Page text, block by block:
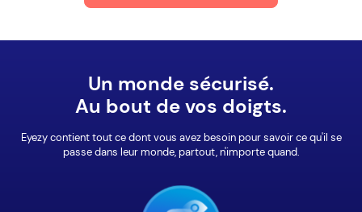
Un monde sécurisé.
Au bout de vos doigts.
Eyezy contient tout ce dont vous avez besoin pour savoir ce qu'il se
passe dans leur monde, partout, n'importe quand.